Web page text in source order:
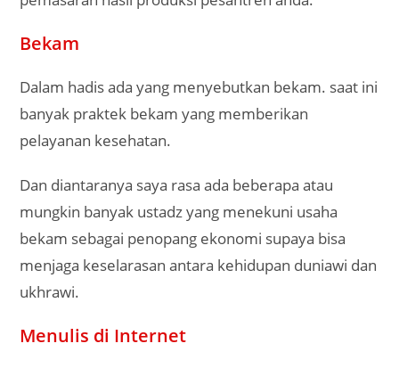
Bekam
Dalam hadis ada yang menyebutkan bekam. saat ini
banyak praktek bekam yang memberikan
pelayanan kesehatan.
Dan diantaranya saya rasa ada beberapa atau
mungkin banyak ustadz yang menekuni usaha
bekam sebagai penopang ekonomi supaya bisa
menjaga keselarasan antara kehidupan duniawi dan
ukhrawi.
Menulis di Internet